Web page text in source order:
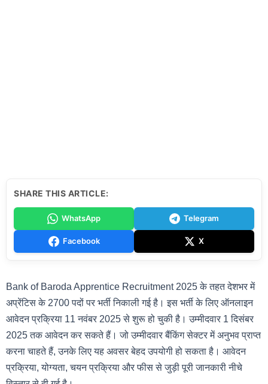
SHARE THIS ARTICLE:
WhatsApp Telegram
Facebook X
Bank of Baroda Apprentice Recruitment 2025 के तहत देशभर में
अप्रेंटिस के 2700 पदों पर भर्ती निकाली गई है। इस भर्ती के लिए ऑनलाइन
आवेदन प्रक्रिया 11 नवंबर 2025 से शुरू हो चुकी है। उम्मीदवार 1 दिसंबर
2025 तक आवेदन कर सकते हैं। जो उम्मीदवार बैंकिंग सेक्टर में अनुभव प्राप्त
करना चाहते हैं, उनके लिए यह अवसर बेहद उपयोगी हो सकता है। आवेदन
प्रक्रिया, योग्यता, चयन प्रक्रिया और फीस से जुड़ी पूरी जानकारी नीचे